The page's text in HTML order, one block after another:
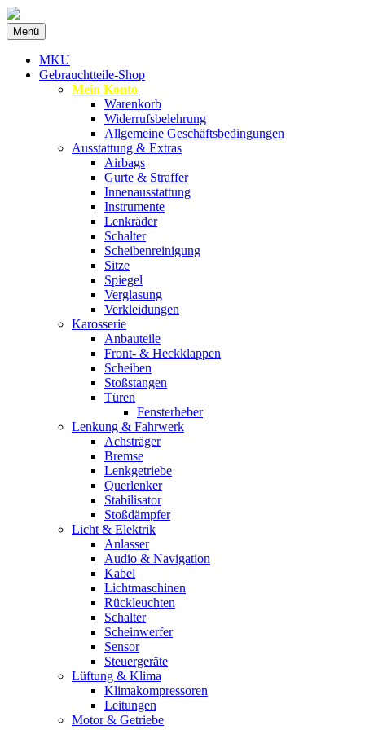
MKU Autoteile
Ersatzteile
Menü Zum
Inhalt
springen
MKU
Gebrauchtteile-Shop
Mein Konto
Warenkorb
Widerrufsbelehrung
Allgemeine Geschäftsbedingungen
Ausstattung & Extras
Airbags
Gurte & Straffer
Innenausstattung
Instrumente
Lenkräder
Schalter
Scheibenreinigung
Sitze
Spiegel
Verglasung
Verkleidungen
Karosserie
Anbauteile
Front- & Heckklappen
Scheiben
Stoßstangen
Türen
Fensterheber
Lenkung & Fahrwerk
Achsträger
Bremse
Lenkgetriebe
Querlenker
Stabilisator
Stoßdämpfer
Licht & Elektrik
Anlasser
Audio & Navigation
Kabel
Lichtmaschinen
Rückleuchten
Schalter
Scheinwerfer
Sensor
Steuergeräte
Lüftung & Klima
Klimakompressoren
Leitungen
Motor & Getriebe